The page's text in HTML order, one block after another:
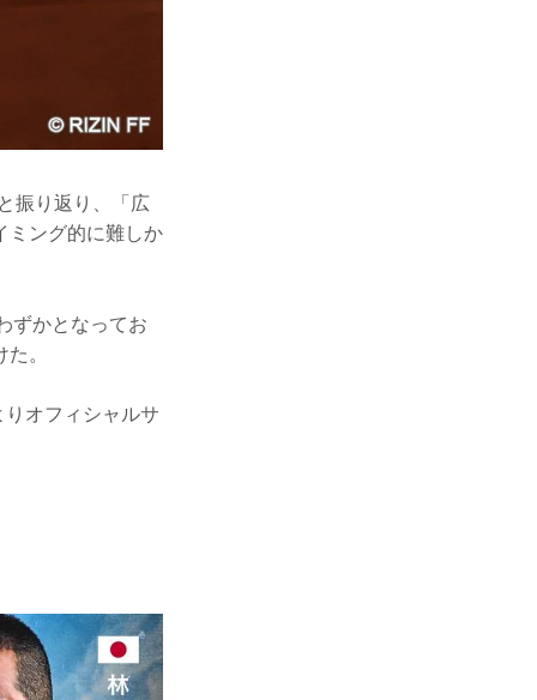
振り返り、「広
ミング的に難しか
ずかとなってお
。
オフィシャルサ